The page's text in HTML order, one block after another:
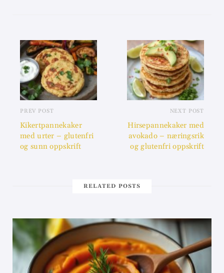
PREV POST
Kikertpannekaker
med urter – glutenfri
og sunn oppskrift
NEXT POST
Hirsepannekaker med
avokado – næringsrik
og glutenfri oppskrift
RELATED POSTS